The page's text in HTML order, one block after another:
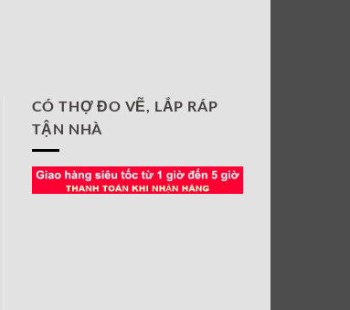
CÓ THỢ ĐO VẼ, LẮP RÁP
TẬN NHÀ